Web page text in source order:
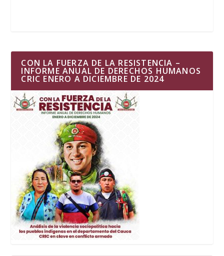
CON LA FUERZA DE LA RESISTENCIA –
INFORME ANUAL DE DERECHOS HUMANOS
CRIC ENERO A DICIEMBRE DE 2024